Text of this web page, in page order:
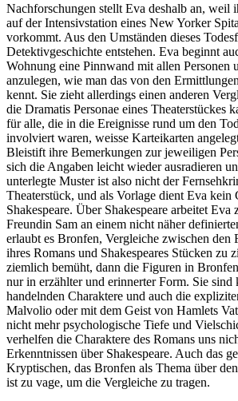
Nachforschungen stellt Eva deshalb an, weil
auf der Intensivstation eines New Yorker
vorkommt. Aus den Umständen dieses
Detektivgeschichte entstehen. Eva beginnt
Wohnung eine Pinnwand mit allen Personen
anzulegen, wie man das von den
kennt. Sie zieht allerdings einen anderen
die Dramatis Personae eines Theaterstückes
für alle, die in die Ereignisse rund um den
involviert waren, weisse Karteikarten
Bleistift ihre Bemerkungen zur jeweiligen
sich die Angaben leicht wieder ausradieren
unterlegte Muster ist also nicht der
Theaterstück, und als Vorlage dient Eva kein
Shakespeare. Über Shakespeare arbeitet Eva
Freundin Sam an einem nicht näher
erlaubt es Bronfen, Vergleiche zwischen den
ihres Romans und Shakespeares Stücken zu
ziemlich bemüht, dann die Figuren in
nur in erzählter und erinnerter Form. Sie sind
handelnden Charaktere und auch die
Malvolio oder mit dem Geist von Hamlets
nicht mehr psychologische Tiefe und
verhelfen die Charaktere des Romans uns
Erkenntnissen über Shakespeare. Auch das
Kryptischen, das Bronfen als Thema über
ist zu vage, um die Vergleiche zu tragen.